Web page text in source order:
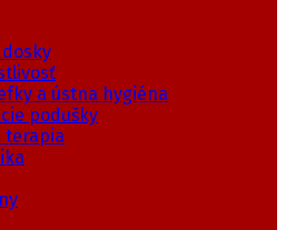
a ústna hygiéna
podušky
terapia